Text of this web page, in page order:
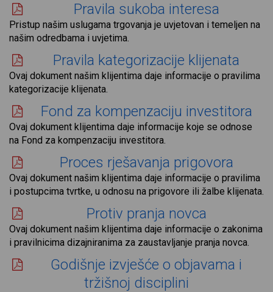
Pravila sukoba interesa
Pristup našim uslugama trgovanja je uvjetovan i temeljen na
našim odredbama i uvjetima.
Pravila kategorizacije klijenata
Ovaj dokument našim klijentima daje informacije o pravilima
kategorizacije klijenata.
Fond za kompenzaciju investitora
Ovaj dokument klijentima daje informacije koje se odnose
na Fond za kompenzaciju investitora.
Proces rješavanja prigovora
Ovaj dokument našim klijentima daje informacije o pravilima
i postupcima tvrtke, u odnosu na prigovore ili žalbe klijenata.
Protiv pranja novca
Ovaj dokument našim klijentima daje informacije o zakonima
i pravilnicima dizajniranima za zaustavljanje pranja novca.
Godišnje izvješće o objavama i
tržišnoj disciplini